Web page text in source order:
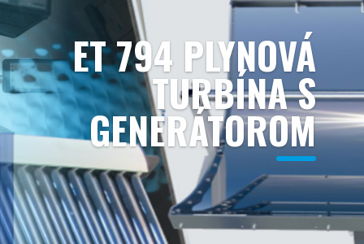
ET 794 PLYNOVÁ
TURBÍNA S
GENERÁTOROM